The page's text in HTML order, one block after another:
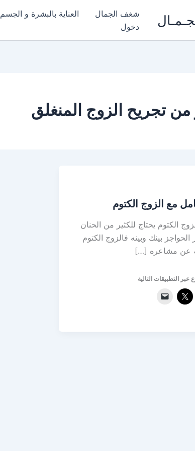
شغف الجمال العناية بالبشرة و الجسم
دخول
من تجريح الزوج المنغلق
مع الزوج الكتوم
الكتوم يحتاج للكثير من الحنان
بينك وبينه فالزوج الكتوم
عن مشاعره […]
التطبيقات التالية